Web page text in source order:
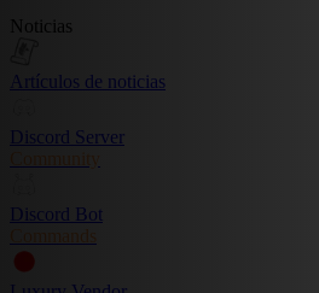
Noticias
Artículos de noticias
Discord Server
Community
Discord Bot